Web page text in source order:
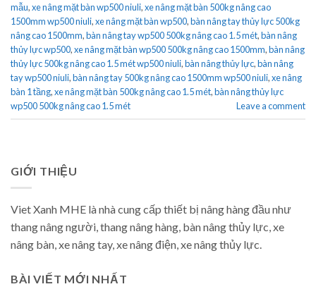
mẫu,xe nâng mặt bàn wp500 niuli,xe nâng mặt bàn 500kg nâng cao
1500mm wp500 niuli,xe nâng mặt bàn wp500,bàn nâng tay thủy lực 500kg
nâng cao 1500mm,bàn nâng tay wp500 500kg nâng cao 1.5 mét,bàn nâng
thủy lực wp500,xe nâng mặt bàn wp500 500kg nâng cao 1500mm,bàn nâng
thủy lực 500kg nâng cao 1.5 mét wp500 niuli,bàn nâng thủy lực,bàn nâng
tay wp500 niuli,bàn nâng tay 500kg nâng cao 1500mm wp500 niuli,xe nâng
bàn 1 tầng,xe nâng mặt bàn 500kg nâng cao 1.5 mét,bàn nâng thủy lực
wp500 500kg nâng cao 1.5 mét
Leave a comment
GIỚI THIỆU
Viet Xanh MHE là nhà cung cấp thiết bị nâng hàng đầu như
thang nâng người, thang nâng hàng, bàn nâng thủy lực, xe
nâng bàn, xe nâng tay, xe nâng điện, xe nâng thủy lực.
BÀI VIẾT MỚI NHẤT